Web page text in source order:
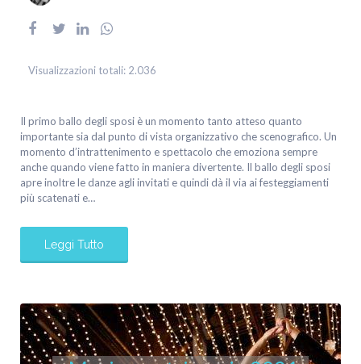
Visualizzazioni totali: 2.036
Il primo ballo degli sposi è un momento tanto atteso quanto
importante sia dal punto di vista organizzativo che scenografico. Un
momento d’intrattenimento e spettacolo che emoziona sempre
anche quando viene fatto in maniera divertente. Il ballo degli sposi
apre inoltre le danze agli invitati e quindi dà il via ai festeggiamenti
più scatenati e…
Leggi Tutto